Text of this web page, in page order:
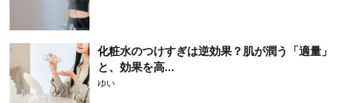
化粧水のつけすぎは逆効果？肌が潤う「適量」
と、効果を高...
ゆい